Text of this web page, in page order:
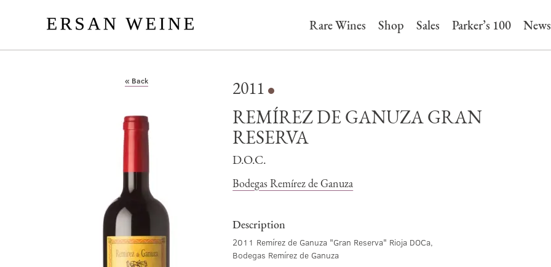
Rare Wines Shop Sales Parker’s 100 News
« Back 2011
REMÍREZ DE GANUZA GRAN
RESERVA
D.O.C.
Bodegas Remírez de Ganuza
Description
2011 Remírez de Ganuza "Gran Reserva" Rioja DOCa,
Bodegas Remírez de Ganuza